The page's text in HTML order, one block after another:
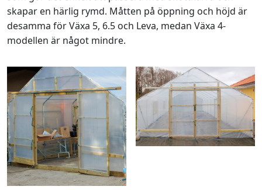
skapar en härlig rymd. Måtten på öppning och höjd är
desamma för Växa 5, 6.5 och Leva, medan Växa 4-
modellen är något mindre.